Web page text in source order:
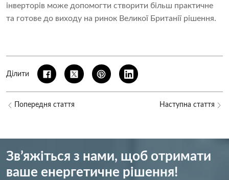
інверторів може допомогти створити більш практичне
та готове до виходу на ринок Великої Британії рішення.
Ділити
Попередня стаття Наступна стаття
Зв’яжіться з нами, щоб отримати
ваше енергетичне рішення!